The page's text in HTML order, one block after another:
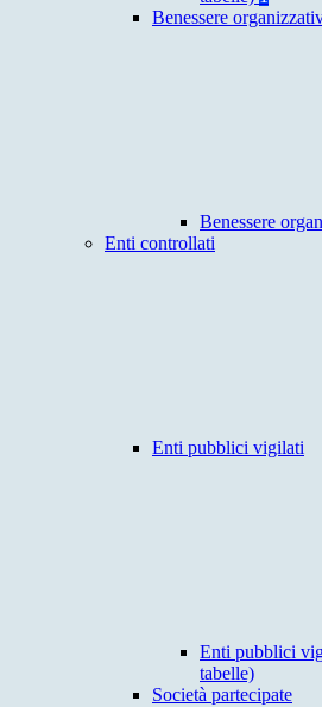
Benessere
Benessere
Enti controllati
Enti pubblici vigilati
Enti pubblici
tabelle)
Società partecipate